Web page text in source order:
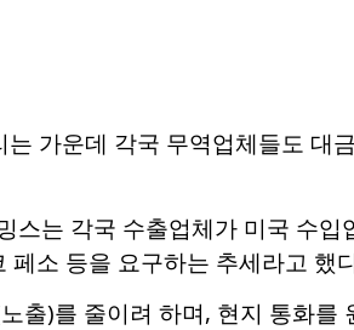
가운데 각국 무역업체들도 대
스는 각국 수출업체가 미국 수입
소 등을 요구하는 추세라고 했
출)를 줄이려 하며, 현지 통화를